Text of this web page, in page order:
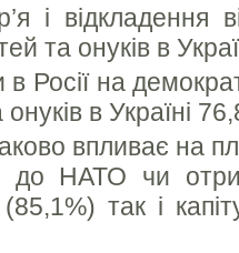
і відкладення
та онуків в
в Росії на
в Україні
впливає на
до НАТО чи
так і